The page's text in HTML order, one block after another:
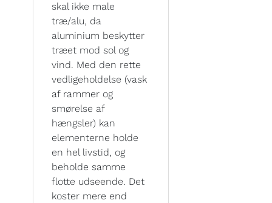
skal ikke male
træ/alu, da
aluminium beskytter
træet mod sol og
vind. Med den rette
vedligeholdelse (vask
af rammer og
smørelse af
hængsler) kan
elementerne holde
en hel livstid, og
beholde samme
flotte udseende. Det
koster mere end